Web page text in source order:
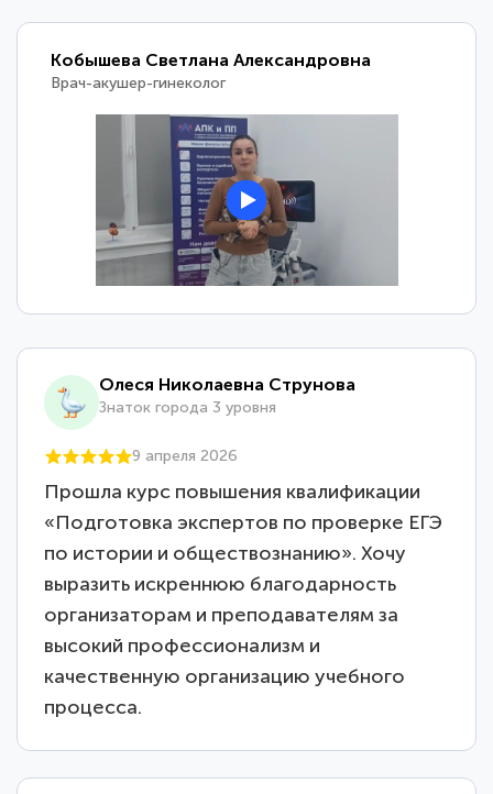
Кобышева Светлана Александровна
Врач-акушер-гинеколог
Олеся Николаевна Струнова
Знаток города 3 уровня
9 апреля 2026
Прошла курс повышения квалификации
«Подготовка экспертов по проверке ЕГЭ
по истории и обществознанию». Хочу
выразить искреннюю благодарность
организаторам и преподавателям за
высокий профессионализм и
качественную организацию учебного
процесса.